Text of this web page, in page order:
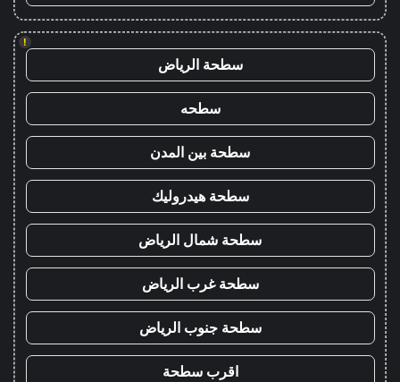
!
سطحة الرياض
سطحه
سطحة بين المدن
سطحة هيدروليك
سطحة شمال الرياض
سطحة غرب الرياض
سطحة جنوب الرياض
اقرب سطحة